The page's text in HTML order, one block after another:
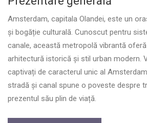
Amsterdam, capitala Olandei, este un
și bogăție culturală. Cunoscut pentru
canale, această metropolă vibrantă
arhitectură istorică și stil urban modern.
captivați de caracterul unic al
stradă și canal spune o poveste despre
prezentul său plin de viață.